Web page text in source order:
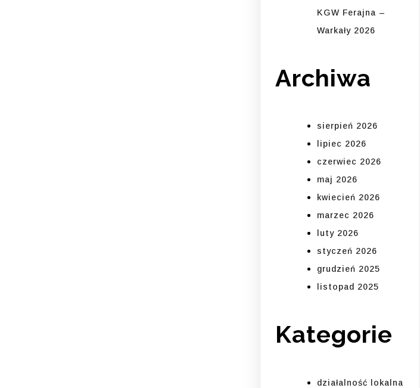
KGW Ferajna –
Warkały 2026
Archiwa
sierpień 2026
lipiec 2026
czerwiec 2026
maj 2026
kwiecień 2026
marzec 2026
luty 2026
styczeń 2026
grudzień 2025
listopad 2025
Kategorie
działalność lokalna